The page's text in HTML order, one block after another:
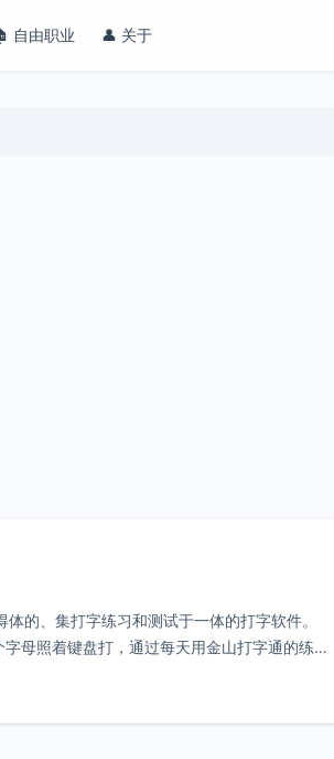
自由职业 👤 关于
的、集打字练习和测试于一体的打字软件。
母照着键盘打，通过每天用金山打字通的练习